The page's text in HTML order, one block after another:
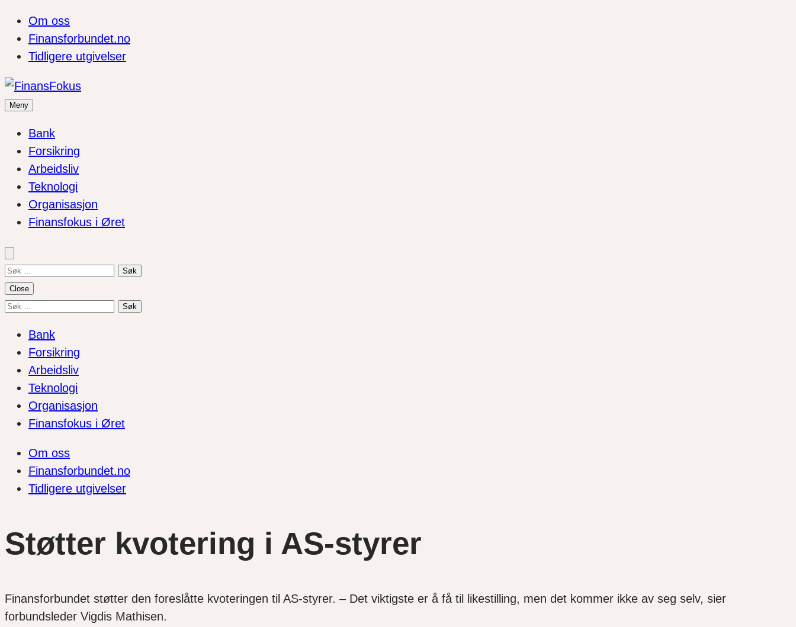
Om oss
Finansforbundet.no
Tidligere utgivelser
Meny
Bank
Forsikring
Arbeidsliv
Teknologi
Organisasjon
Finansfokus i Øret
Søk
etter:
Close
Søk
Bank
Forsikring
Arbeidsliv
Teknologi
Organisasjon
Finansfokus i Øret
Om oss
Finansforbundet.no
Tidligere utgivelser
Støtter kvotering i AS-styrer
Finansforbundet støtter den foreslåtte kvoteringen til AS-styrer. – Det viktigste er å få til likestilling, men det kommer ikke av seg selv, sier
forbundsleder Vigdis Mathisen.